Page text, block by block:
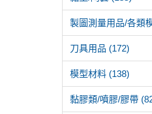
製圖測量用品/各類
刀具用品 (172)
模型材料 (138)
黏膠類/噴膠/膠帶